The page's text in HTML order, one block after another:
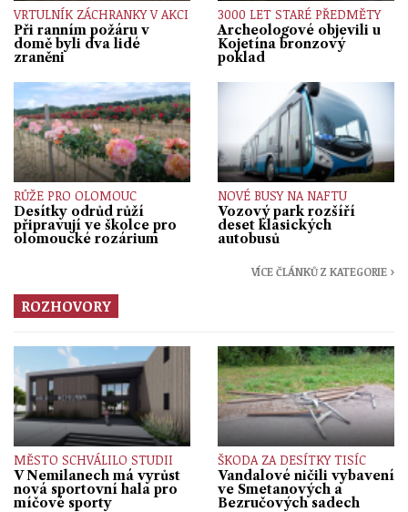
VRTULNÍK ZÁCHRANKY V AKCI
Při ranním požáru v
domě byli dva lidé
zraněni
3000 LET STARÉ PŘEDMĚTY
Archeologové objevili u
Kojetína bronzový
poklad
RŮŽE PRO OLOMOUC
Desítky odrůd růží
připravují ve školce pro
olomoucké rozárium
NOVÉ BUSY NA NAFTU
Vozový park rozšíří
deset klasických
autobusů
VÍCE ČLÁNKŮ Z KATEGORIE ›
ROZHOVORY
MĚSTO SCHVÁLILO STUDII
V Nemilanech má vyrůst
nová sportovní hala pro
míčové sporty
ŠKODA ZA DESÍTKY TISÍC
Vandalové ničili vybavení
ve Smetanových a
Bezručových sadech